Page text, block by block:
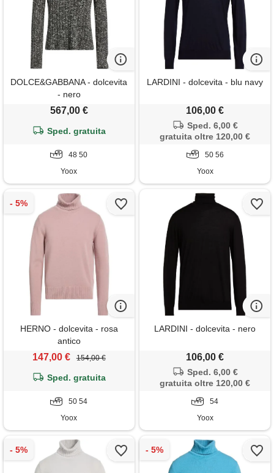
DOLCE&GABBANA - dolcevita
- nero
567,00 €
Sped. gratuita
48 50
Yoox
LARDINI - dolcevita - blu navy
106,00 €
Sped. 6,00 €
gratuita oltre 120,00 €
50 56
Yoox
HERNO - dolcevita - rosa
antico
147,00 € 154,00 €
Sped. gratuita
50 54
Yoox
LARDINI - dolcevita - nero
106,00 €
Sped. 6,00 €
gratuita oltre 120,00 €
54
Yoox